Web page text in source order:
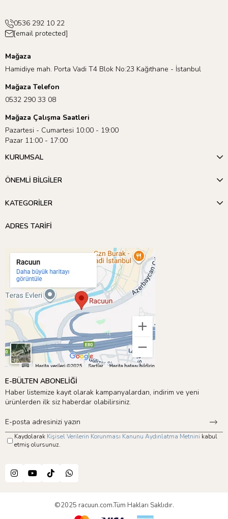
0536 292 10 22
[email protected]
Mağaza
Hamidiye mah. Porta Vadi T4 Blok No:23 Kağıthane - İstanbul
Mağaza Telefon
0532 290 33 08
Mağaza Çalışma Saatleri
Pazartesi - Cumartesi 10:00 - 19:00
Pazar 11:00 - 17:00
KURUMSAL
ÖNEMLİ BİLGİLER
KATEGORİLER
ADRES TARİFİ
E-BÜLTEN ABONELİĞİ
Haber listemize kayıt olarak kampanyalardan, indirim ve yeni
ürünlerden ilk siz haberdar olabilirsiniz.
Kaydolarak Kişisel Verilerin Korunması Kanunu Aydınlatma Metnini kabul
etmiş olursunuz.
©2025 racuun.com.Tüm Hakları Saklıdır.